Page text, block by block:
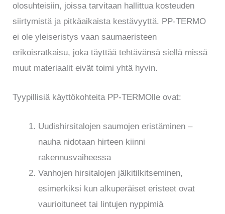
olosuhteisiin, joissa tarvitaan hallittua kosteuden
siirtymistä ja pitkäaikaista kestävyyttä. PP-TERMO
ei ole yleiseristys vaan saumaeristeen
erikoisratkaisu, joka täyttää tehtävänsä siellä missä
muut materiaalit eivät toimi yhtä hyvin.
Tyypillisiä käyttökohteita PP-TERMOlle ovat:
Uudishirsitalojen saumojen eristäminen –
nauha nidotaan hirteen kiinni
rakennusvaiheessa
Vanhojen hirsitalojen jälkitilkitseminen,
esimerkiksi kun alkuperäiset eristeet ovat
vaurioituneet tai lintujen nyppimiä